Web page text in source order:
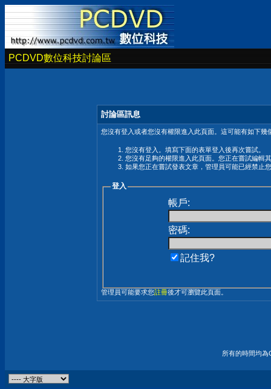
PCDVD數位科技討論區
討論區訊息
您沒有登入或者您沒有權限進入此頁面。這可能有如下幾
您沒有登入。填寫下面的表單登入後再次嘗試。
您沒有足夠的權限進入此頁面。您正在嘗試編輯
如果您正在嘗試發表文章，管理員可能已經禁止
登入
帳戶:
密碼:
記住我?
管理員可能要求您註冊後才可瀏覽此頁面。
所有的時間均為